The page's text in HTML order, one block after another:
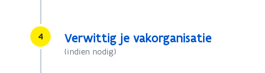
Stap
4 Verwittig je vakorganisatie
(indien nodig)